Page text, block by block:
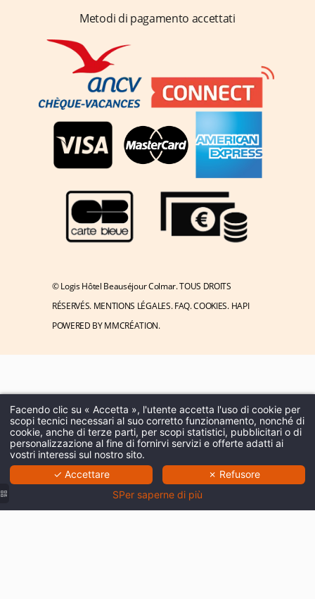
Metodi di pagamento accettati
© Logis Hôtel Beauséjour Colmar. TOUS DROITS
RÉSERVÉS. MENTIONS LÉGALES.FAQ.COOKIES. HAPI
POWERED BYMMCRÉATION.
Facendo clic su « Accetta », l'utente accetta l'uso di cookie per
scopi tecnici necessari al suo corretto funzionamento, nonché di
cookie, anche di terze parti, per scopi statistici, pubblicitari o di
personalizzazione al fine di fornirvi servizi e offerte adatti ai
vostri interessi sul nostro sito.
✓ Accettare
✗ Refusore
SPer saperne di più